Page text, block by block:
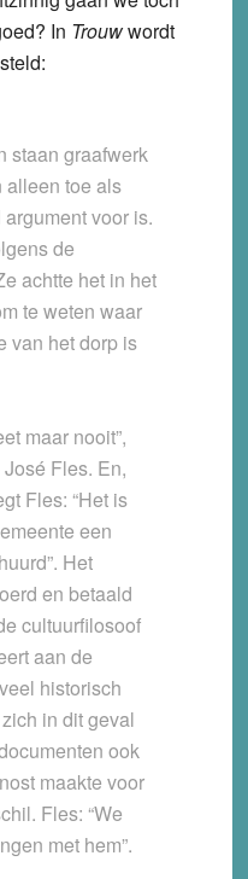
In Trouwwordt
staan graafwerk
alleen toe als
voor is.
de
achtte het in het
te weten waar
van het dorp is
maar nooit”,
Fles. En,
Fles: “Het is
een
Het
en betaald
cultuurfilosoof
aan de
historisch
in dit geval
ook
maakte voor
Fles: “We
met hem”.